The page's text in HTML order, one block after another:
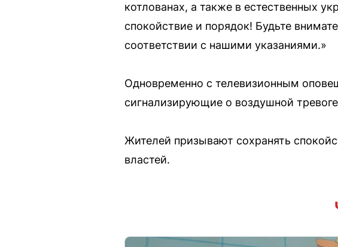
котлованах, а также в естественных
спокойствие и порядок! Будьте
соответствии с нашими указаниями.»
Одновременно с телевизионным
сигнализирующие о воздушной
Жителей призывают сохранять
властей.